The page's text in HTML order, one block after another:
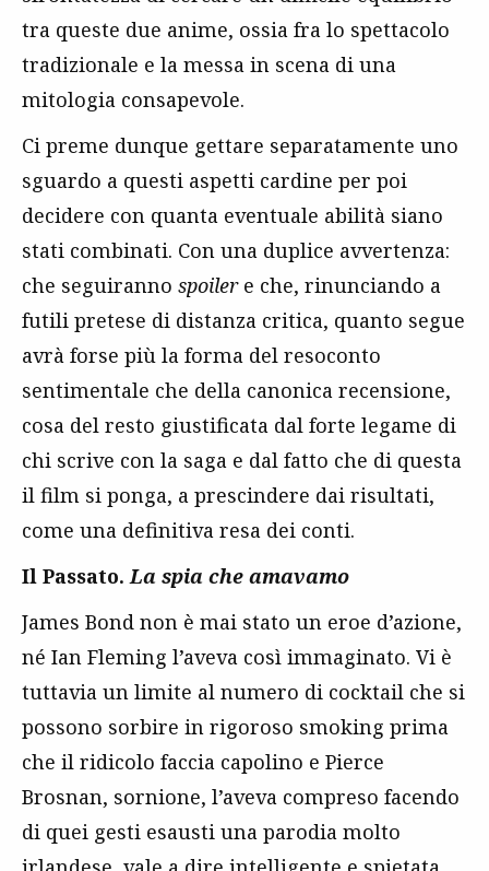
tra queste due anime, ossia fra lo spettacolo
tradizionale e la messa in scena di una
mitologia consapevole.
Ci preme dunque gettare separatamente uno
sguardo a questi aspetti cardine per poi
decidere con quanta eventuale abilità siano
stati combinati. Con una duplice avvertenza:
che seguiranno spoilere che, rinunciando a
futili pretese di distanza critica, quanto segue
avrà forse più la forma del resoconto
sentimentale che della canonica recensione,
cosa del resto giustificata dal forte legame di
chi scrive con la saga e dal fatto che di questa
il film si ponga, a prescindere dai risultati,
come una definitiva resa dei conti.
Il Passato. La spia che amavamo
James Bond non è mai stato un eroe d’azione,
né Ian Fleming l’aveva così immaginato. Vi è
tuttavia un limite al numero di cocktail che si
possono sorbire in rigoroso smoking prima
che il ridicolo faccia capolino e Pierce
Brosnan, sornione, l’aveva compreso facendo
di quei gesti esausti una parodia molto